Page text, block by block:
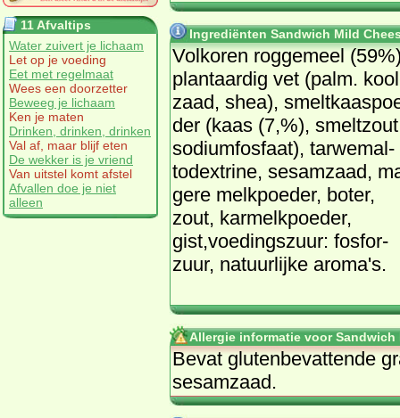
11 Afvaltips
Water zuivert je lichaam
Let op je voeding
Eet met regelmaat
Wees een doorzetter
Beweeg je lichaam
Ken je maten
Drinken, drinken, drinken
Val af, maar blijf eten
De wekker is je vriend
Van uitstel komt afstel
Afvallen doe je niet
alleen
Ingrediënten Sandwich Mild
Vol­ko­ren rog­ge­meel
plant­aar­dig vet (palm.
zaad, shea),
der (kaas (7,%),
so­di­um­fos­faat), tar­wem­al­
todex­tri­ne, se­sam­zaad,
ge­re melk­poe­der, bo­ter,
zout, kar­melk­poe­der,
gist,voe­dings­zuur: fos­for­
zuur, na­tuur­lij­ke aro­ma's.
Allergie informatie voor Sandwich
Be­vat glu­ten­be­vat­ten­de
se­sam­zaad.